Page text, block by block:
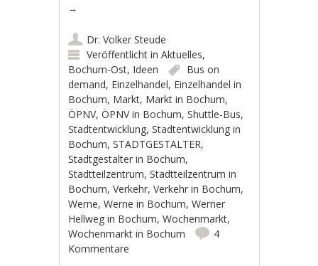
→
Dr. Volker Steude
Veröffentlicht inAktuelles,
Bochum-Ost, Ideen
Bus on
demand, Einzelhandel, Einzelhandel in
Bochum, Markt, Markt in Bochum,
ÖPNV,ÖPNV in Bochum,Shuttle-Bus,
Stadtentwicklung,Stadtentwicklung in
Bochum,STADTGESTALTER,
Stadtgestalter in Bochum,
Stadtteilzentrum,Stadtteilzentrum in
Bochum,Verkehr,Verkehr in Bochum,
Werne,Werne in Bochum,Werner
Hellweg in Bochum,Wochenmarkt,
Wochenmarkt in Bochum
4
Kommentare